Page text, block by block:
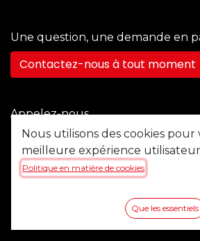
Une question, une demande en
Contactez-nous à tout moment
Appelez-nous
+41 21 355 22 45
Envoyez-nous un message
Nous utilisons des cookies
meilleure expérience utilisateur
Politique en matière de cookies
Que les essentiels